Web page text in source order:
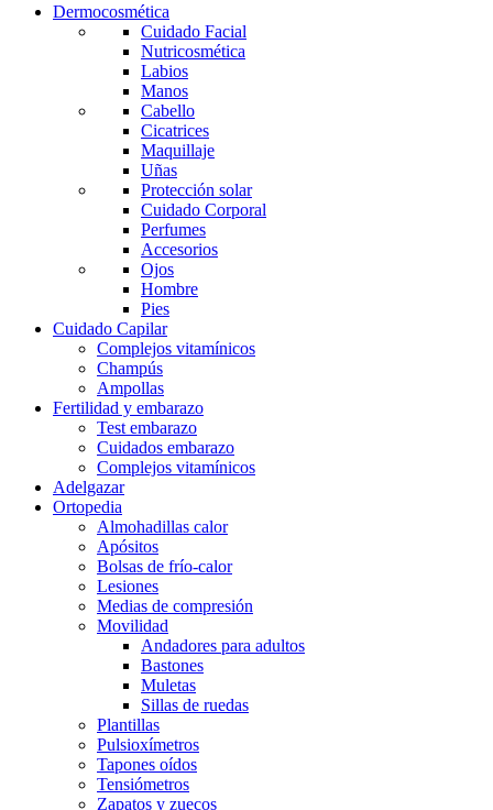
Dermocosmética
Cuidado Facial
Nutricosmética
Labios
Manos
Cabello
Cicatrices
Maquillaje
Uñas
Protección solar
Cuidado Corporal
Perfumes
Accesorios
Ojos
Hombre
Pies
Cuidado Capilar
Complejos vitamínicos
Champús
Ampollas
Fertilidad y embarazo
Test embarazo
Cuidados embarazo
Complejos vitamínicos
Adelgazar
Ortopedia
Almohadillas calor
Apósitos
Bolsas de frío-calor
Lesiones
Medias de compresión
Movilidad
Andadores para adultos
Bastones
Muletas
Sillas de ruedas
Plantillas
Pulsioxímetros
Tapones oídos
Tensiómetros
Zapatos y zuecos